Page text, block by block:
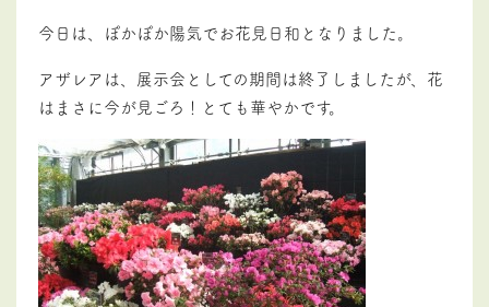
今日は、ぽかぽか陽気でお花見日和となりました。
アザレアは、展示会としての期間は終了しましたが、花
はまさに今が見ごろ！とても華やかです。